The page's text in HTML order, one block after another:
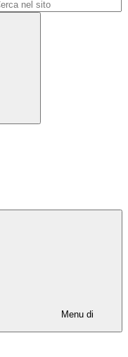
Menu di